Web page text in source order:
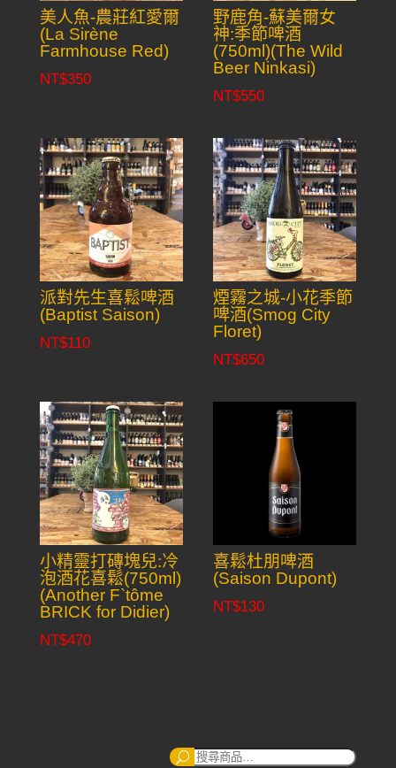
美人魚-農莊紅愛爾
(La Sirène
Farmhouse Red)
NT$350
野鹿角-蘇美爾女
神:季節啤酒
(750ml)(The Wild
Beer Ninkasi)
NT$550
派對先生喜鬆啤酒
(Baptist Saison)
NT$110
煙霧之城-小花季節
啤酒(Smog City
Floret)
NT$650
小精靈打磚塊兒:冷
泡酒花喜鬆(750ml)
(Another F`tôme
BRICK for Didier)
NT$470
喜鬆杜朋啤酒
(Saison Dupont)
NT$130
搜